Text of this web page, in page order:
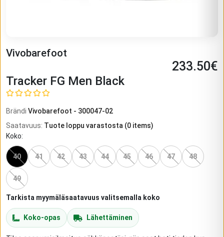
Vivobarefoot
233.50€
Tracker FG Men Black
Brändi Vivobarefoot - 300047-02
Saatavuus: Tuote loppu varastosta (0 items)
Koko:
40 41 42 43 44 45 46 47 48
49
Tarkista myymäläsaatavuus valitsemalla koko
Koko-opas Lähettäminen